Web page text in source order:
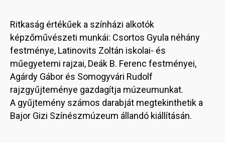
Ritkaság értékűek a színházi alkotók
képzőművészeti munkái: Csortos Gyula néhány
festménye, Latinovits Zoltán iskolai- és
műegyetemi rajzai, Deák B. Ferenc festményei,
Agárdy Gábor és Somogyvári Rudolf
rajzgyűjteménye gazdagítja múzeumunkat.
A gyűjtemény számos darabját megtekinthetik a
Bajor Gizi Színészmúzeum állandó kiállításán.